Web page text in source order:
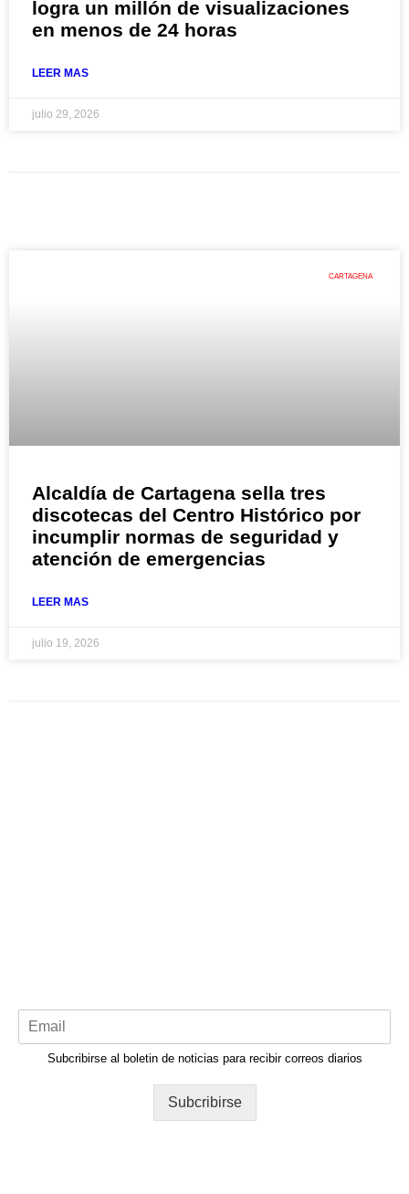
logra un millón de visualizaciones
en menos de 24 horas
LEER MAS
julio 29, 2026
CARTAGENA
Alcaldía de Cartagena sella tres
discotecas del Centro Histórico por
incumplir normas de seguridad y
atención de emergencias
LEER MAS
julio 19, 2026
Subcribirse al boletin de noticias para recibir correos diarios
Subcribirse